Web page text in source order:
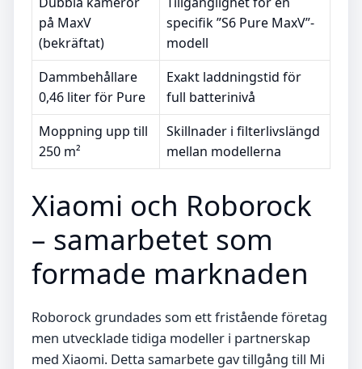
på MaxV
(bekräftat)
specifik ”S6 Pure MaxV”-
modell
Dammbehållare
0,46 liter för Pure
Exakt laddningstid för
full batterinivå
Moppning upp till
250 m²
Skillnader i filterlivslängd
mellan modellerna
Xiaomi och Roborock
– samarbetet som
formade marknaden
Roborock grundades som ett fristående företag
men utvecklade tidiga modeller i partnerskap
med Xiaomi. Detta samarbete gav tillgång till Mi